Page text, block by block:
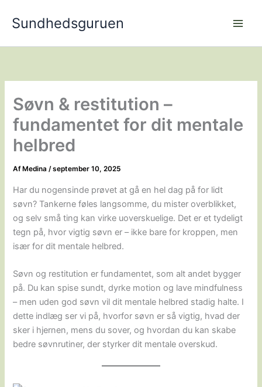
Sundhedsguruen
Søvn & restitution –
fundamentet for dit mentale
helbred
Af Medina/september 10, 2025
Har du nogensinde prøvet at gå en hel dag på for lidt
søvn? Tankerne føles langsomme, du mister overblikket,
og selv små ting kan virke uoverskuelige. Det er et tydeligt
tegn på, hvor vigtig søvn er – ikke bare for kroppen, men
især for dit mentale helbred.
Søvn og restitution er fundamentet, som alt andet bygger
på. Du kan spise sundt, dyrke motion og lave mindfulness
– men uden god søvn vil dit mentale helbred stadig halte. I
dette indlæg ser vi på, hvorfor søvn er så vigtig, hvad der
sker i hjernen, mens du sover, og hvordan du kan skabe
bedre søvnrutiner, der styrker dit mentale overskud.